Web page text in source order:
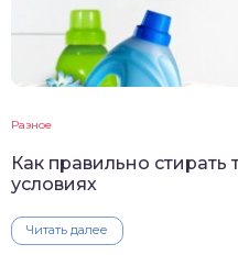
Разное
Как правильно
условиях
Читать далее